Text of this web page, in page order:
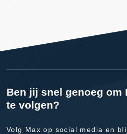
Ben jij snel genoeg om
te volgen?
Volg Max op social media en